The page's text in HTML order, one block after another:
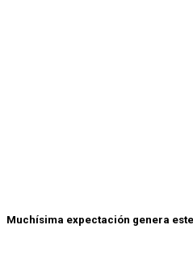
Muchísima expectación genera